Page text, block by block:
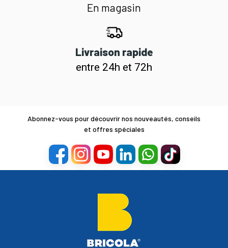
En magasin
Livraison rapide
entre 24h et 72h
Abonnez-vous pour découvrir nos nouveautés, conseils
et offres spéciales